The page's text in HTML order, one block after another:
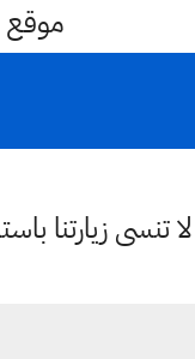
موقع
لا تنسى زيارتنا